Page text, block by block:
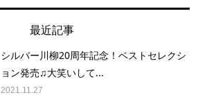
最近記事
シルバー川柳20周年記念！ベストセレクシ
ョン発売♫大笑いして...
2021.11.27